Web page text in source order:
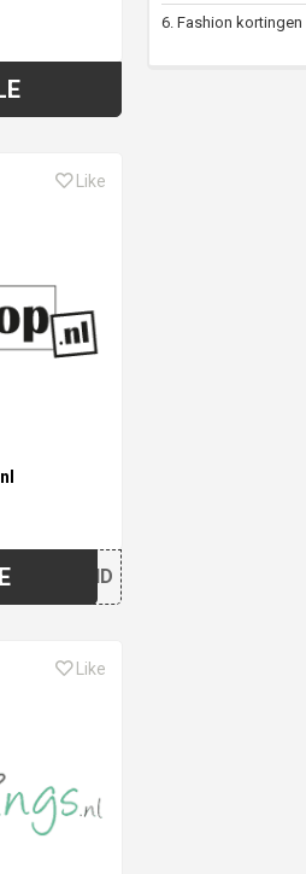
Like
OPEND
Like
6. Fashion kortingen